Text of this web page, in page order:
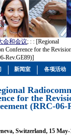
会和会议; : : [Regional
Conference for the
Rev.GE89)]
for the
(RRC-06-
Switzerland, 15
新闻室 各项活动